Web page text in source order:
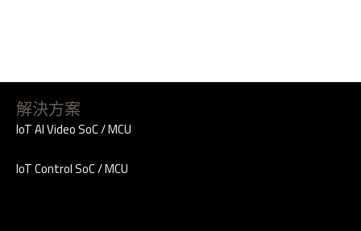
解決方案
IoT AI Video SoC / MCU
IoT Control SoC / MCU